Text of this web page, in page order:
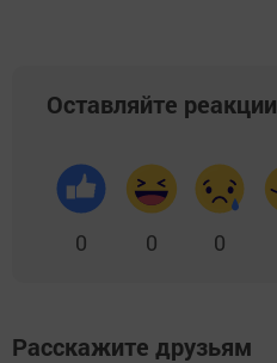
Оставляйте реакции
0 0 0
Расскажите друзьям